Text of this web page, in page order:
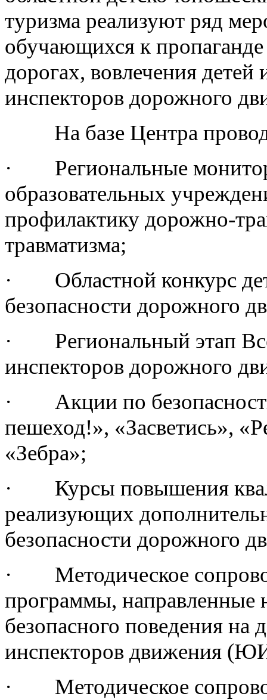
туризма реализуют ряд
обучающихся к
дорогах, вовлечения
инспекторов дорожного
На базе Центра
· Региональные
образовательных
профилактику дорожно-
травматизма;
· Областной конкурс
безопасности дорожного
· Региональный этап
инспекторов дорожного
· Акции по
пешеход!», «Засветись»,
«Зебра»;
· Курсы повышения
реализующих
безопасности дорожного
· Методическое
программы, направленные
безопасного поведения
инспекторов движения
· Методическое